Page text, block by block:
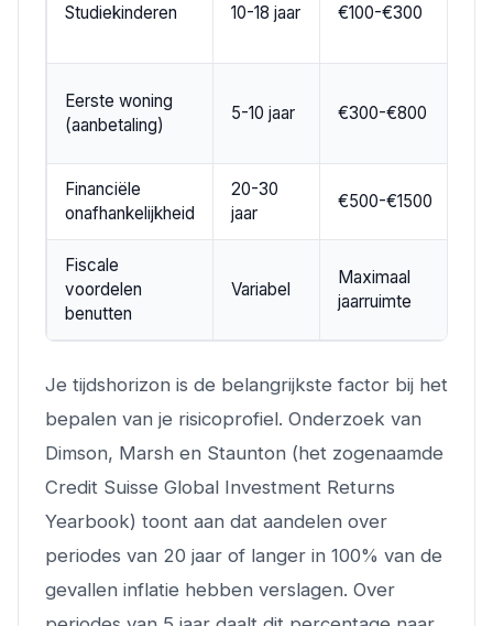
Studiekinderen 10-18 jaar €100-€300
Eerste woning
(aanbetaling)
5-10 jaar €300-€800
Financiële
onafhankelijkheid
20-30
jaar
€500-€1500
Fiscale
voordelen
benutten
Variabel
Maximaal
jaarruimte
Je tijdshorizon is de belangrijkste factor bij het
bepalen van je risicoprofiel. Onderzoek van
Dimson, Marsh en Staunton (het zogenaamde
Credit Suisse Global Investment Returns
Yearbook) toont aan dat aandelen over
periodes van 20 jaar of langer in 100% van de
gevallen inflatie hebben verslagen. Over